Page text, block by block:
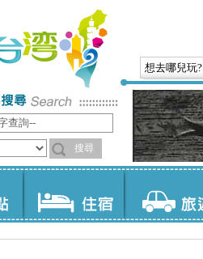
想去哪兒玩?